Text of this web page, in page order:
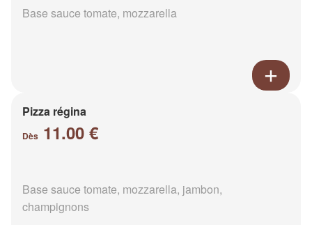
Base sauce tomate, mozzarella
Pizza régina
Dès 11.00 €
Base sauce tomate, mozzarella, jambon,
champignons